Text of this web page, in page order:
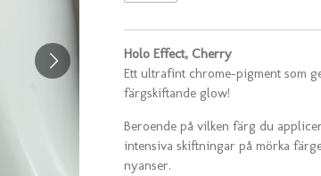
Holo Effect, Cherry
Ett ultrafint chrome-pigment som
färgskiftande glow!
Beroende på vilken färg du
intensiva skiftningar på mörka
nyanser.